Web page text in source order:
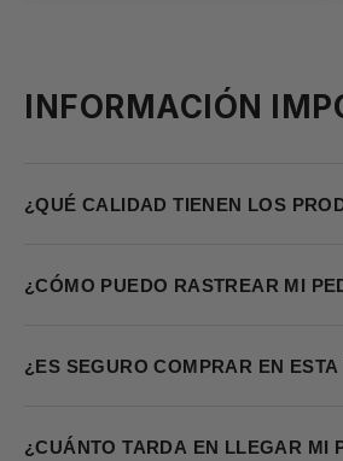
INFORMACIÓN
¿QUÉ CALIDAD TIENEN LOS
¿CÓMO PUEDO RASTREAR MI
¿ES SEGURO COMPRAR EN
¿CUÁNTO TARDA EN LLEGAR MI